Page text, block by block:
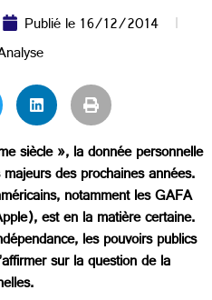
Publié le16/12/2014
siècle », la donnée personnelle
des prochaines années.
notamment les GAFA
est en la matière certaine.
les pouvoirs publics
sur la question de la